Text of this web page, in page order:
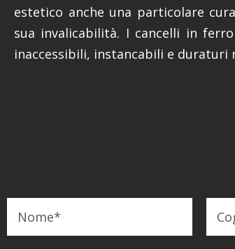
estetico anche una particolare
sua invalicabilità. I cancelli in
inaccessibili, instancabili e duraturi